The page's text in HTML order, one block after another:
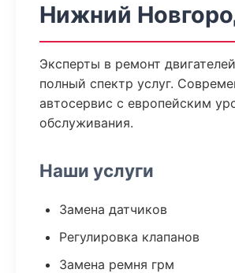
Нижний
Эксперты в ремонт
полный спектр услуг.
автосервис с европейским
обслуживания.
Наши услуги
Замена датчиков
Регулировка клапанов
Замена ремня грм